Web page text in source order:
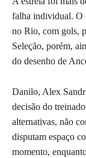
falha individual. O
no Rio, com gols,
Seleção, porém,
do desenho de
Danilo, Alex
decisão do
alternativas, não
disputam espaço
momento,